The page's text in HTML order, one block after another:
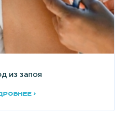
из запоя
›